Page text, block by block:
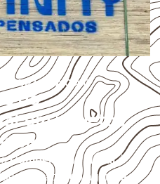
APLICAÇÃO
do
em projetos
oCompensado Navalé
atenção à colagem, à